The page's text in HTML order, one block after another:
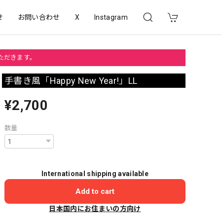
お問い合わせ X Instagram
きます。
手書き風「Happy New Year!」LL
¥2,700
数量
International shipping available
Add to cart
日本国内にお住まいの方向け